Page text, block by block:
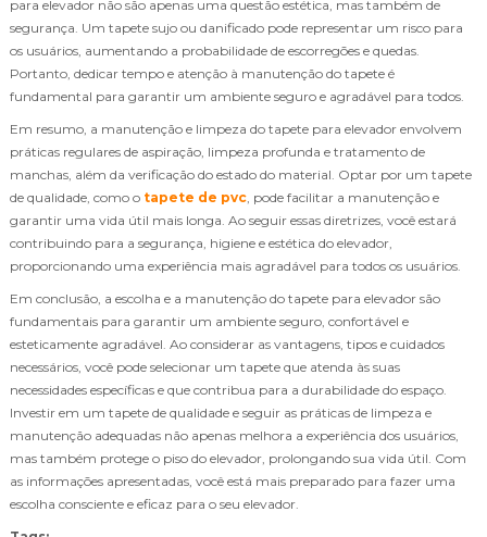
para elevador não são apenas uma questão estética, mas também de
segurança. Um tapete sujo ou danificado pode representar um risco para
os usuários, aumentando a probabilidade de escorregões e quedas.
Portanto, dedicar tempo e atenção à manutenção do tapete é
fundamental para garantir um ambiente seguro e agradável para todos.
Em resumo, a manutenção e limpeza do tapete para elevador envolvem
práticas regulares de aspiração, limpeza profunda e tratamento de
manchas, além da verificação do estado do material. Optar por um tapete
de qualidade, como o tapete de pvc , pode facilitar a manutenção e
garantir uma vida útil mais longa. Ao seguir essas diretrizes, você estará
contribuindo para a segurança, higiene e estética do elevador,
proporcionando uma experiência mais agradável para todos os usuários.
Em conclusão, a escolha e a manutenção do tapete para elevador são
fundamentais para garantir um ambiente seguro, confortável e
esteticamente agradável. Ao considerar as vantagens, tipos e cuidados
necessários, você pode selecionar um tapete que atenda às suas
necessidades específicas e que contribua para a durabilidade do espaço.
Investir em um tapete de qualidade e seguir as práticas de limpeza e
manutenção adequadas não apenas melhora a experiência dos usuários,
mas também protege o piso do elevador, prolongando sua vida útil. Com
as informações apresentadas, você está mais preparado para fazer uma
escolha consciente e eficaz para o seu elevador.